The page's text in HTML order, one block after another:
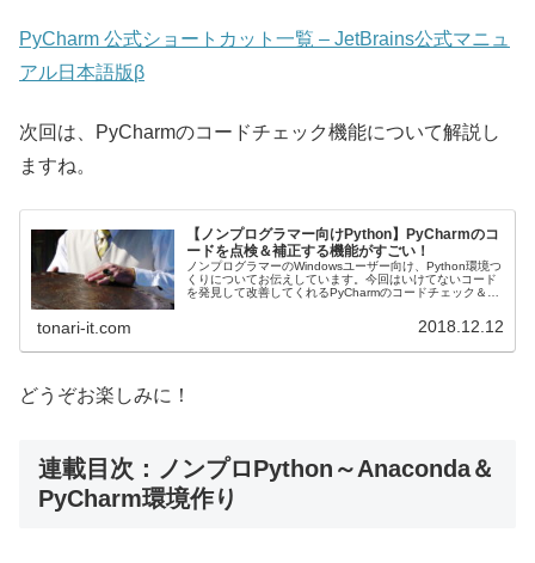
PyCharm 公式ショートカット一覧 – JetBrains公式マニュ
アル日本語版β
次回は、PyCharmのコードチェック機能について解説し
ますね。
【ノンプログラマー向けPython】PyCharmのコ
ードを点検＆補正する機能がすごい！
ノンプログラマーのWindowsユーザー向け、Python環境つ
くりについてお伝えしています。今回はいけてないコード
を発見して改善してくれるPyCharmのコードチェック＆補
tonari-it.com 2018.12.12
どうぞお楽しみに！
連載目次：ノンプロPython～Anaconda＆
PyCharm環境作り